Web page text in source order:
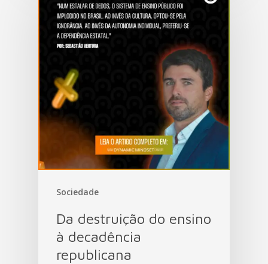
Sociedade
Da destruição do ensino
à decadência
republicana